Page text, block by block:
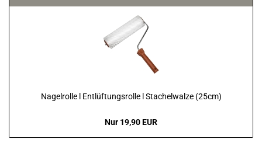
Nagelrolle l Entlüftungsrolle l Stachelwalze (25cm)
Nur 19,90 EUR